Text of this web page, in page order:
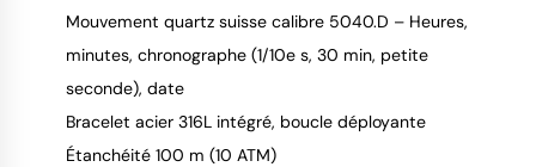
Mouvement quartz suisse calibre 5040.D – Heures,
minutes, chronographe (1/10e s, 30 min, petite
seconde), date
Bracelet acier 316L intégré, boucle déployante
Étanchéité 100 m (10 ATM)